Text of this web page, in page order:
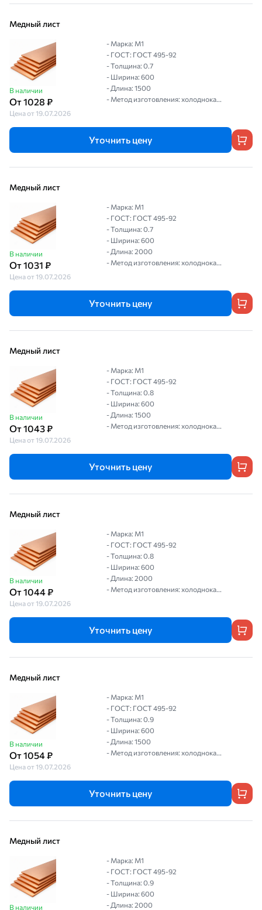
Медный лист
В наличии
От 1028 ₽
Цена от 19.07.2026
- Марка: М1
- ГОСТ: ГОСТ 495-92
- Толщина: 0.7
- Ширина: 600
- Длина: 1500
- Метод изготовления: холоднока...
Уточнить цену
Медный лист
В наличии
От 1031 ₽
Цена от 19.07.2026
- Марка: М1
- ГОСТ: ГОСТ 495-92
- Толщина: 0.7
- Ширина: 600
- Длина: 2000
- Метод изготовления: холоднока...
Уточнить цену
Медный лист
В наличии
От 1043 ₽
Цена от 19.07.2026
- Марка: М1
- ГОСТ: ГОСТ 495-92
- Толщина: 0.8
- Ширина: 600
- Длина: 1500
- Метод изготовления: холоднока...
Уточнить цену
Медный лист
В наличии
От 1044 ₽
Цена от 19.07.2026
- Марка: М1
- ГОСТ: ГОСТ 495-92
- Толщина: 0.8
- Ширина: 600
- Длина: 2000
- Метод изготовления: холоднока...
Уточнить цену
Медный лист
В наличии
От 1054 ₽
Цена от 19.07.2026
- Марка: М1
- ГОСТ: ГОСТ 495-92
- Толщина: 0.9
- Ширина: 600
- Длина: 1500
- Метод изготовления: холоднока...
Уточнить цену
Медный лист
В наличии
- Марка: М1
- ГОСТ: ГОСТ 495-92
- Толщина: 0.9
- Ширина: 600
- Длина: 2000